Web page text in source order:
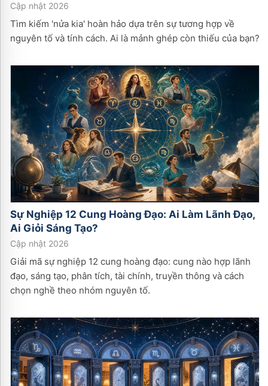
Cập nhật 2026
Tìm kiếm 'nửa kia' hoàn hảo dựa trên sự tương hợp về
nguyên tố và tính cách. Ai là mảnh ghép còn thiếu của bạn?
Sự Nghiệp 12 Cung Hoàng Đạo: Ai Làm Lãnh Đạo,
Ai Giỏi Sáng Tạo?
Cập nhật 2026
Giải mã sự nghiệp 12 cung hoàng đạo: cung nào hợp lãnh
đạo, sáng tạo, phân tích, tài chính, truyền thông và cách
chọn nghề theo nhóm nguyên tố.